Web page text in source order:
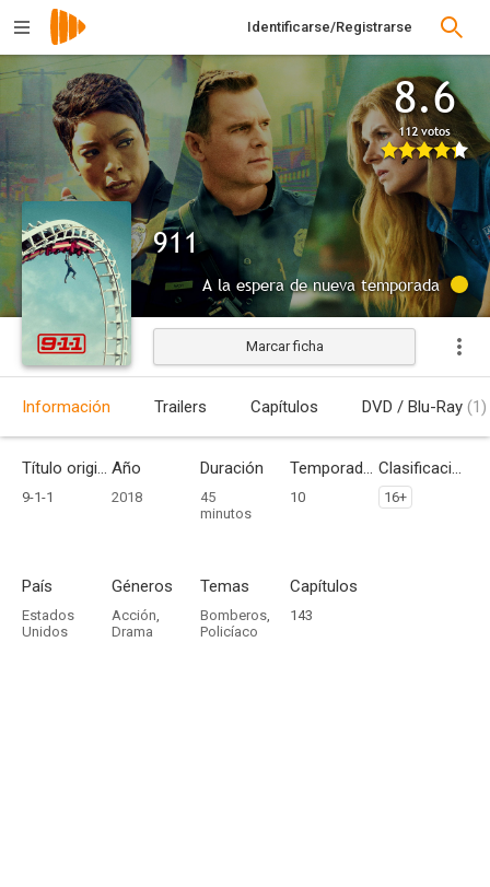
Identificarse/Registrarse
8.6
112 votos
911
A la espera de nueva temporada
Marcar ficha
Información Trailers Capítulos DVD / Blu-Ray (1)
Título original
9-1-1
Año
2018
Duración
45
minutos
Temporadas
10
Clasificación por edades
16+
País
Estados
Unidos
Géneros
Acción,
Drama
Temas
Bomberos,
Policíaco
Capítulos
143